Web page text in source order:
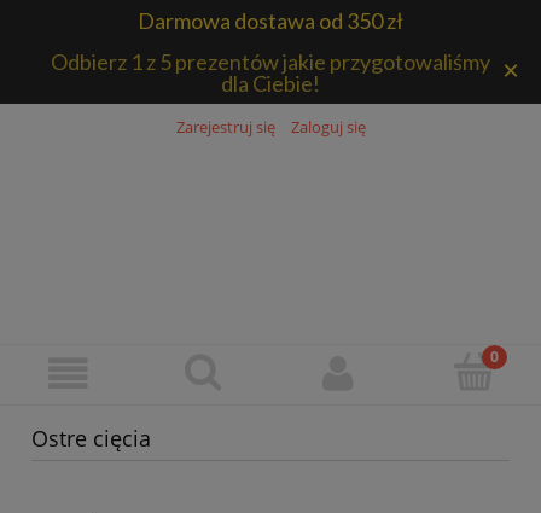
Darmowa dostawa od 350 zł
Za zakupy od 350 zł Kurier pocztex 2.0 gratis!
×
Zarejestruj się Zaloguj się
Ostre cięcia